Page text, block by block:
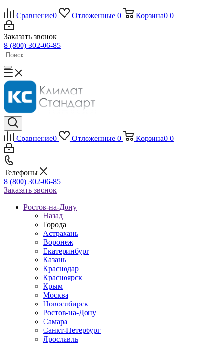
Сравнение0 Отложенные 0 Корзина0 0
Заказать звонок
8 (800) 302-06-85
Сравнение0 Отложенные 0 Корзина0 0
Телефоны
8 (800) 302-06-85
Заказать звонок
Ростов-на-Дону
Назад
Города
Астрахань
Воронеж
Екатеринбург
Казань
Краснодар
Красноярск
Крым
Москва
Новосибирск
Ростов-на-Дону
Самара
Санкт-Петербург
Ярославль